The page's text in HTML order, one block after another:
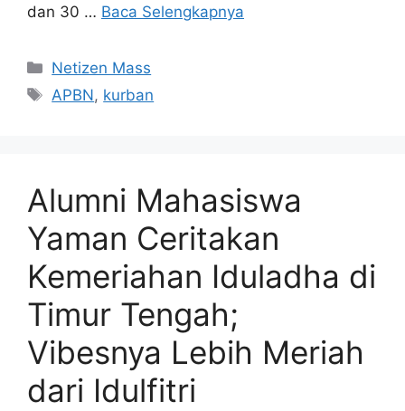
dan 30 … Baca Selengkapnya
Kategori
Netizen Mass
Tag
APBN, kurban
Alumni Mahasiswa
Yaman Ceritakan
Kemeriahan Iduladha di
Timur Tengah;
Vibesnya Lebih Meriah
dari Idulfitri